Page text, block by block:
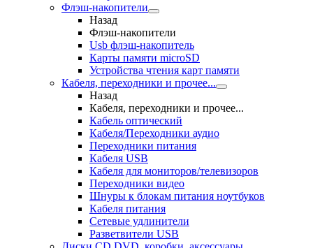
Флэш-накопители
Назад
Флэш-накопители
Usb флэш-накопитель
Карты памяти microSD
Устройства чтения карт памяти
Кабеля, переходники и прочее...
Назад
Кабеля, переходники и прочее...
Кабель оптический
Кабеля/Переходники аудио
Переходники питания
Кабеля USB
Кабеля для мониторов/телевизоров
Переходники видео
Шнуры к блокам питания ноутбуков
Кабеля питания
Сетевые удлинители
Разветвители USB